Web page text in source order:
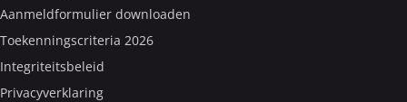
Aanmeldformulier downloaden
Toekenningscriteria 2026
Integriteitsbeleid
Privacyverklaring